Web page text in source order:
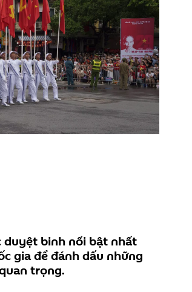
duyệt binh nổi bật nhất
gia để đánh dấu những
trọng.